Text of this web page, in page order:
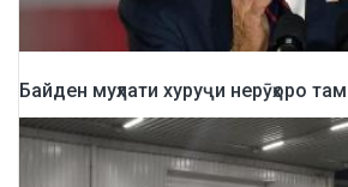
Байден муҳлати хуруҷи нерӯҳоро